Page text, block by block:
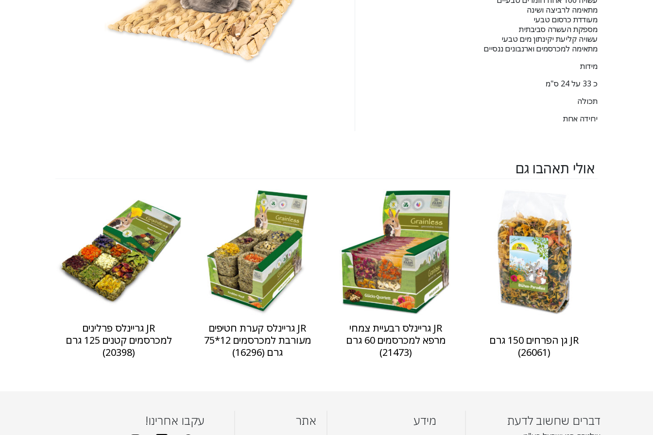
מתאימה לרביצה ושינה
מעודדת כרסום טבעי
מספקת העשרה סביבתית
עשויה קליעת יקינתון מים טבעי
מתאימה למכרסמים וארנבונים ננסיים
מידות
כ 33 על 24 ס"מ
תכולה
יחידה אחת
אולי תאהבו גם
JR גן הפרחים 150 גרם
(26061)
JR גריינלס רבעיית צמחי
מרפא למכרסמים 60 גרם
(21473)
JR גריינלס קערת חטיפים
מעורבת למכרסמים 12*75
גרם (16296)
JR גריינלס פרלינים
למכרסמים קטנים 125 גרם
(20398)
דברים שחשוב לדעת מידע אתר עקבו אחרינו!